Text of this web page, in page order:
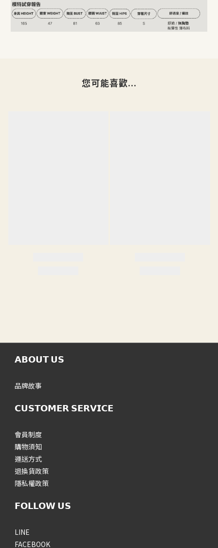
您可能喜歡...
𝗔𝗕𝗢𝗨𝗧 𝗨𝗦
品牌故事
𝗖𝗨𝗦𝗧𝗢𝗠𝗘𝗥 𝗦𝗘𝗥𝗩𝗜𝗖𝗘
會員制度
購物須知
運送方式
退換貨政策
隱私權政策
𝗙𝗢𝗟𝗟𝗢𝗪 𝗨𝗦
LINE
FACEBOOK